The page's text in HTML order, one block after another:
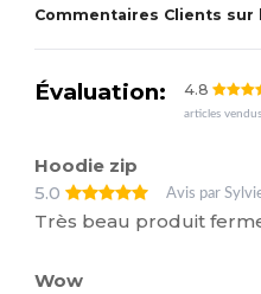
Commentaires Clients sur
Évaluation: 4.8
articles vendus
Hoodie zip
5.0
Avis par
Très beau produit
Wow